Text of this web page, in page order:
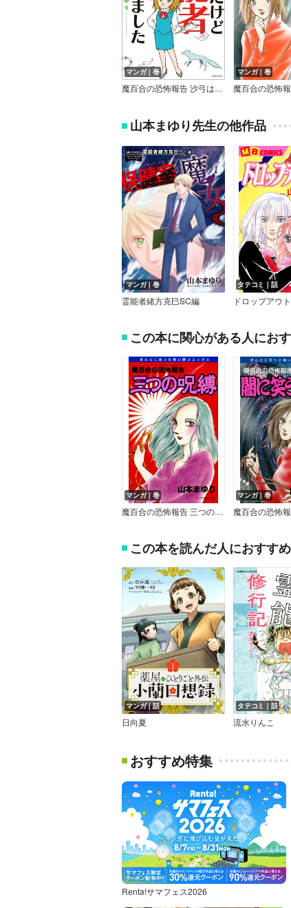
マンガ｜巻
魔百合の恐怖報告 沙弓は視た！シリーズ 会社員だけど霊能者修行始めました
マンガ｜巻
山本まゆり先生の他作品
マンガ｜巻
霊能者緒方克巳SC編
タテコミ｜話
ドロップアウト
この本に関心がある人にお
マンガ｜巻
魔百合の恐怖報告 三つの呪縛
マンガ｜巻
この本を読んだ人におすす
マンガ｜話
日向夏
タテコミ｜話
流水りんこ
おすすめ特集
Renta!サマフェス2026